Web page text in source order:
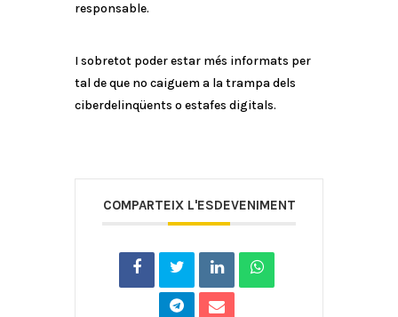
responsable.
I sobretot poder estar més informats per
tal de que no caiguem a la trampa dels
ciberdelinqüents o estafes digitals.
COMPARTEIX L'ESDEVENIMENT